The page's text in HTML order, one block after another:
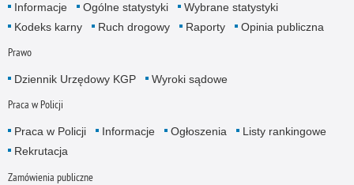
Informacje Ogólne statystyki
Wybrane statystyki
Kodeks karny
Ruch drogowy Raporty Opinia publiczna
Prawo
Dziennik Urzędowy KGP Wyroki sądowe
Praca w Policji
Praca w Policji Informacje Ogłoszenia
Listy rankingowe
Rekrutacja
Zamówienia publiczne